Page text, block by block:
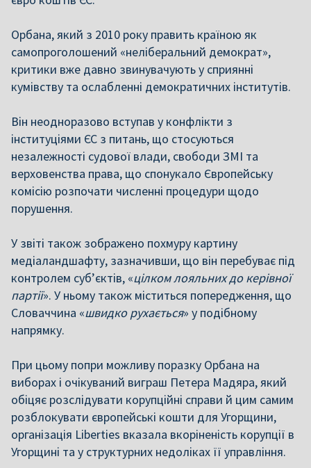
Орбана, який з 2010 року править країною як
самопроголошений «неліберальний демократ»,
критики вже давно звинувачують у сприянні
кумівству та ослабленні демократичних інститутів.
Він неодноразово вступав у конфлікти з
інституціями ЄС з питань, що стосуються
незалежності судової влади, свободи ЗМІ та
верховенства права, що спонукало Європейську
комісію розпочати численні процедури щодо
порушення.
У звіті також зображено похмуру картину
медіаландшафту, зазначивши, що він перебуває під
контролем суб’єктів, «цілком лояльних до керівної
партії». У ньому також міститься попередження, що
Словаччина «швидко рухається» у подібному
напрямку.
При цьому попри можливу поразку Орбана на
виборах і очікуваний виграш Петера Мадяра, який
обіцяє розслідувати корупційні справи й цим самим
розблокувати європейські кошти для Угорщини,
організація Liberties вказала вкоріненість корупції в
Угорщині та у структурних недоліках її управління.